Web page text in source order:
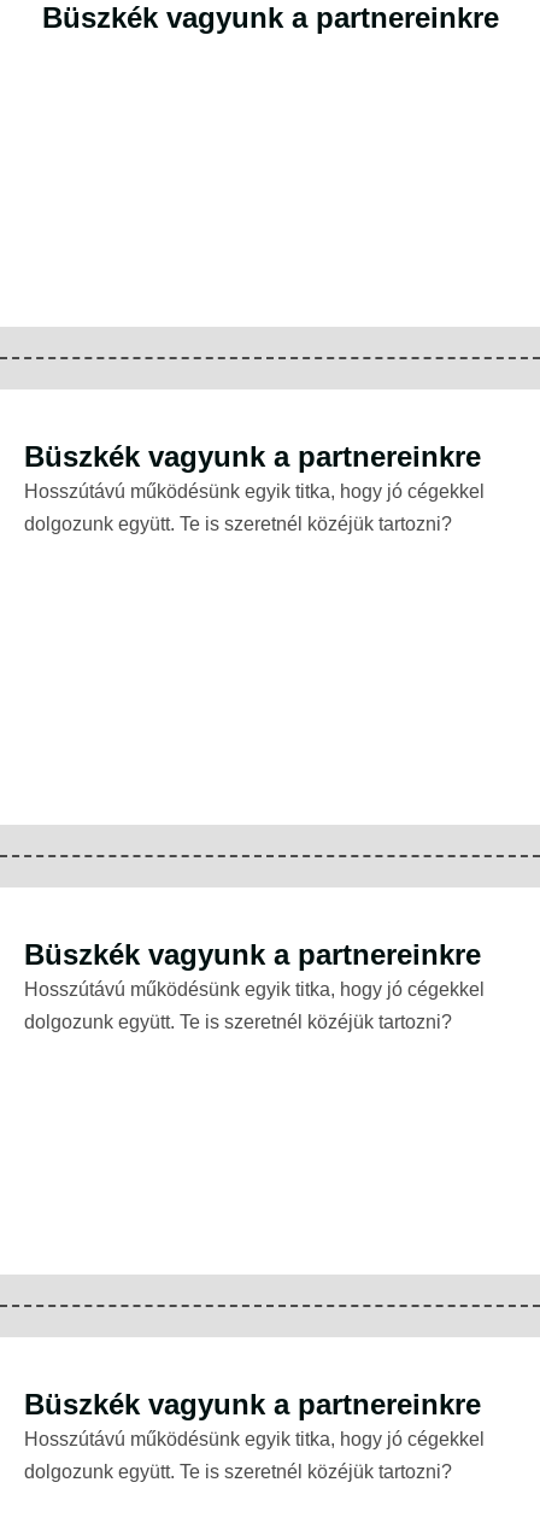
Büszkék vagyunk a partnereinkre
Büszkék vagyunk a partnereinkre
Hosszútávú működésünk egyik titka, hogy jó cégekkel
dolgozunk együtt. Te is szeretnél közéjük tartozni?
Büszkék vagyunk a partnereinkre
Hosszútávú működésünk egyik titka, hogy jó cégekkel
dolgozunk együtt. Te is szeretnél közéjük tartozni?
Büszkék vagyunk a partnereinkre
Hosszútávú működésünk egyik titka, hogy jó cégekkel
dolgozunk együtt. Te is szeretnél közéjük tartozni?